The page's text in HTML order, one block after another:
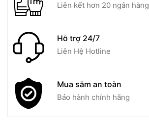
Liên kết hơn 20 ngân hàng
Hỗ trợ 24/7
Liên Hệ Hotline
Mua sắm an toàn
Bảo hành chính hãng